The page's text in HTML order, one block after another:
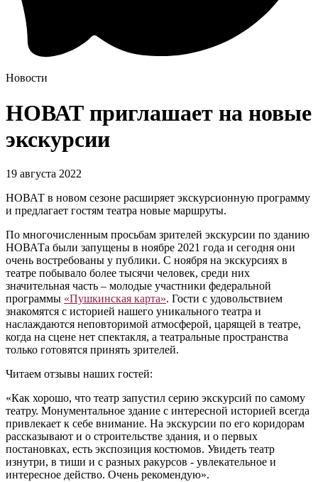
Новости
НОВАТ приглашает на новые
экскурсии
19 августа 2022
НОВАТ в новом сезоне расширяет экскурсионную программу
и предлагает гостям театра новые маршруты.
По многочисленным просьбам зрителей экскурсии по зданию
НОВАТа были запущены в ноябре 2021 года и сегодня они
очень востребованы у публики. С ноября на экскурсиях в
театре побывало более тысячи человек, среди них
значительная часть – молодые участники федеральной
программы «Пушкинская карта». Гости с удовольствием
знакомятся с историей нашего уникального театра и
наслаждаются неповторимой атмосферой, царящей в театре,
когда на сцене нет спектакля, а театральные пространства
только готовятся принять зрителей.
Читаем отзывы наших гостей:
«Как хорошо, что театр запустил серию экскурсий по самому
театру. Монументальное здание с интересной историей всегда
привлекает к себе внимание. На экскурсии по его коридорам
рассказывают и о строительстве здания, и о первых
постановках, есть экспозиция костюмов. Увидеть театр
изнутри, в тиши и с разных ракурсов - увлекательное и
интересное действо. Очень рекомендую».